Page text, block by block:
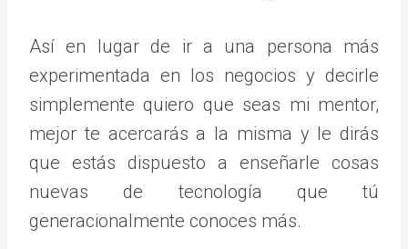
Así en lugar de ir a una persona más
experimentada en los negocios y decirle
simplemente quiero que seas mi mentor,
mejor te acercarás a la misma y le dirás
que estás dispuesto a enseñarle cosas
nuevas de tecnología que tú
generacionalmente conoces más.